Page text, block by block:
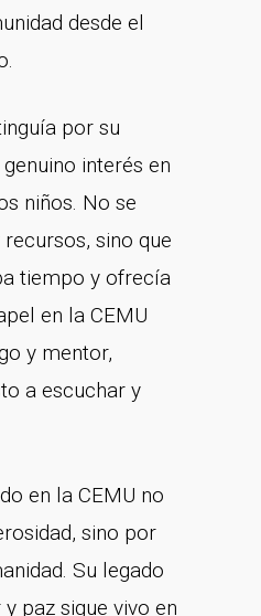
desde el
por su
interés en
niños. No se
sino que
tiempo y ofrecía
en la CEMU
y mentor,
a escuchar y
en la CEMU no
sino por
Su legado
paz sigue vivo en